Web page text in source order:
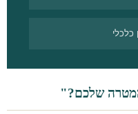
כלכלי
שלכם?"